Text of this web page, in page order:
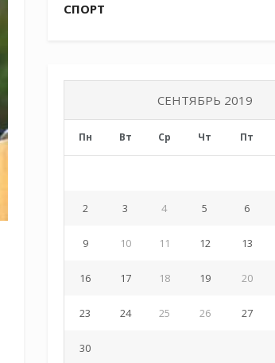
СПОРТ
СЕНТЯБРЬ 2019
Пн Вт Ср Чт Пт
2 3 4 5 6
9 10 11 12 13
16 17 18 19 20
23 24 25 26 27
30